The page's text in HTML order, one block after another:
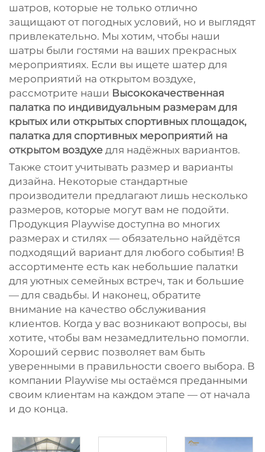
шатров, которые не только отлично
защищают от погодных условий, но и выглядят
привлекательно. Мы хотим, чтобы наши
шатры были гостями на ваших прекрасных
мероприятиях. Если вы ищете шатер для
мероприятий на открытом воздухе,
рассмотрите наши Высококачественная
палатка по индивидуальным размерам для
крытых или открытых спортивных площадок,
палатка для спортивных мероприятий на
открытом воздухе для надёжных вариантов.
Также стоит учитывать размер и варианты
дизайна. Некоторые стандартные
производители предлагают лишь несколько
размеров, которые могут вам не подойти.
Продукция Playwise доступна во многих
размерах и стилях — обязательно найдётся
подходящий вариант для любого события! В
ассортименте есть как небольшие палатки
для уютных семейных встреч, так и большие
— для свадьбы. И наконец, обратите
внимание на качество обслуживания
клиентов. Когда у вас возникают вопросы, вы
хотите, чтобы вам незамедлительно помогли.
Хороший сервис позволяет вам быть
уверенными в правильности своего выбора. В
компании Playwise мы остаёмся преданными
своим клиентам на каждом этапе — от начала
и до конца.